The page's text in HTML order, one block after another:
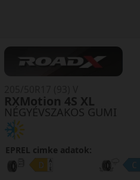
NÉGYÉVSZAKOS GUMI
RXMotion 4S XL
EPREL cimke adatok: